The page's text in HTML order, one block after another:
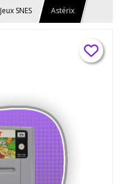
Jeux SNES Astérix